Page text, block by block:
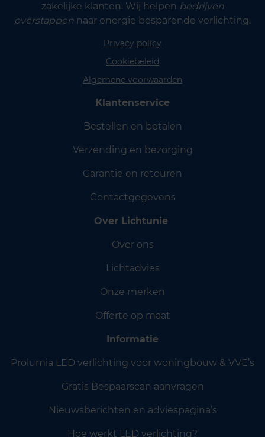
zakelijke klanten. Wij helpen bedrijven
overstappen naar energie besparende verlichting.
Privacy policy
Cookiebeleid
Algemene voorwaarden
Klantenservice
Bestellen en betalen
Verzending en bezorging
Garantie en retouren
Contactgegevens
Over Lichtunie
Over ons
Lichtadvies
Onze merken
Offerte op maat
Informatie
Prolumia LED verlichting voor woningbouw & VVE’s
Gratis Bespaarscan aanvragen
Nieuwsberichten en adviespagina’s
Hoe werkt LED verlichting?